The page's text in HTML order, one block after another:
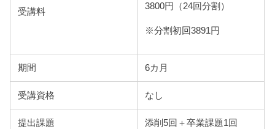
受講料
3800円（24回分割）
※分割初回3891円
期間 6カ月
受講資格 なし
提出課題 添削5回＋卒業課題1回